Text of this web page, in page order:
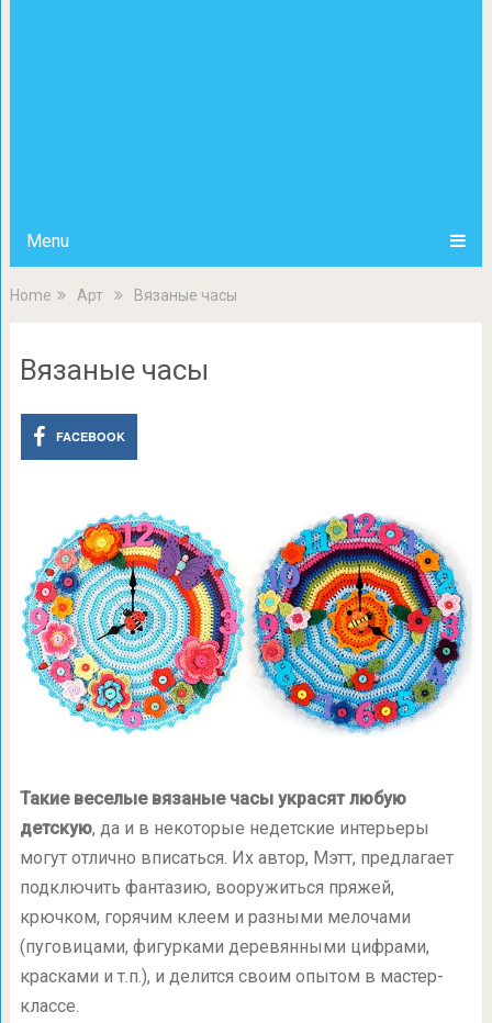
Menu
Home Арт Вязаные часы
Вязаные часы
FACEBOOK
Такие веселые вязаные часы украсят любую
детскую, да и в некоторые недетские интерьеры
могут отлично вписаться. Их автор, Мэтт, предлагает
подключить фантазию, вооружиться пряжей,
крючком, горячим клеем и разными мелочами
(пуговицами, фигурками деревянными цифрами,
красками и т.п.), и делится своим опытом в мастер-
классе.